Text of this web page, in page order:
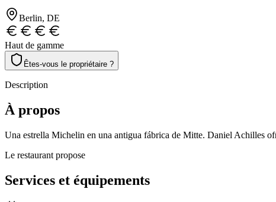
Berlin, DE
Haut de gamme
Êtes-vous le propriétaire ?
Description
À propos
Una estrella Michelin en una antigua fábrica de Mitte. Daniel Achilles
Le restaurant propose
Services et équipements